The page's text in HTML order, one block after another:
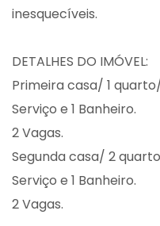
inesquecíveis.
DETALHES DO IMÓVEL:
Primeira casa/ 1
Serviço e 1 Banheiro.
2 Vagas.
Segunda casa/ 2
Serviço e 1 Banheiro.
2 Vagas.